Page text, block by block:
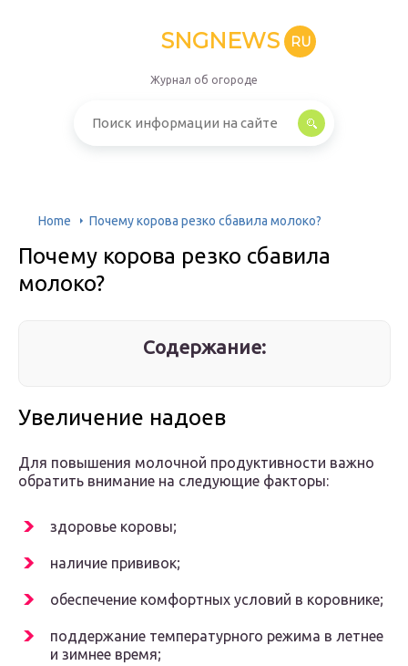
SNGNEWS RU
Журнал об огороде
Home Почему корова резко сбавила молоко?
Почему корова резко сбавила
молоко?
Содержание:
Увеличение надоев
Для повышения молочной продуктивности важно
обратить внимание на следующие факторы:
здоровье коровы;
наличие прививок;
обеспечение комфортных условий в коровнике;
поддержание температурного режима в летнее
и зимнее время;